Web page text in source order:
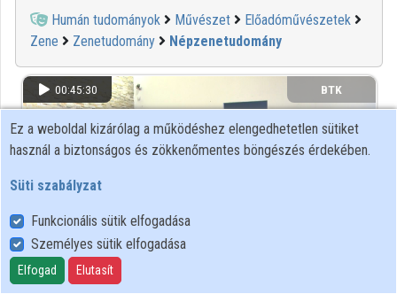
Humán tudományok Művészet
Előadóművészetek
Zene
Zenetudomány Népzenetudomány
00:45:30 BTK
Mint-egy tuczatnyi énekek Pálóczi Horváth Ádám
Ez a weboldal kizárólag a működéshez elengedhetetlen sütiket
használ a biztonságos és zökkenőmentes böngészés érdekében.
Süti szabályzat
Funkcionális sütik elfogadása
Személyes sütik elfogadása
Elfogad Elutasít